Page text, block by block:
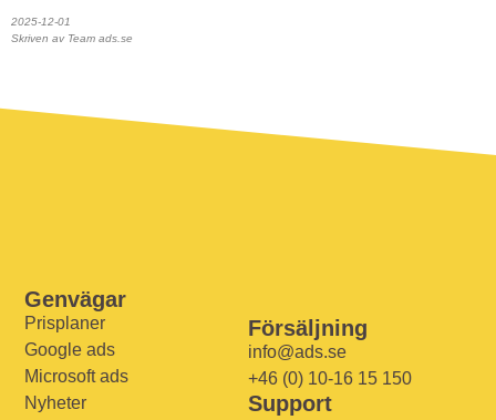
2025-12-01
Skriven av Team ads.se
Försäljning
info@ads.se
+46 (0) 10-16 15 150
Support
Genvägar
Prisplaner
Google ads
Microsoft ads
Nyheter